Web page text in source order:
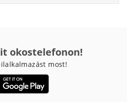
okostelefonon!
most!